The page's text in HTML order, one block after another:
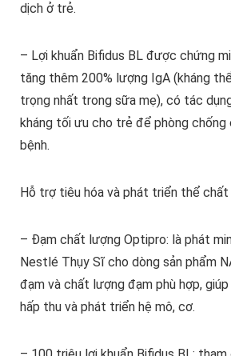
dịch ở trẻ.
– Lợi khuẩn Bifidus BL được chứng
tăng thêm 200% lượng IgA (kháng
trọng nhất trong sữa mẹ), có tác
kháng tối ưu cho trẻ để phòng chống
bệnh.
Hỗ trợ tiêu hóa và phát triển thể chất
– Đạm chất lượng Optipro: là phát
Nestlé Thụy Sĩ cho dòng sản phẩm
đạm và chất lượng đạm phù hợp,
hấp thu và phát triển hệ mô, cơ.